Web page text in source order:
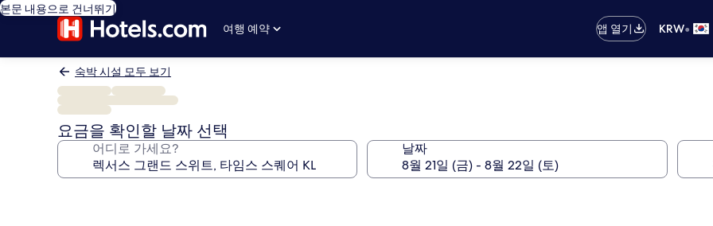
본문 내용으로 건너뛰기
여행 예약
앱 열기 KRW•
숙박 시설 모두 보기
요금을 확인할 날짜 선택
어디로 가세요? 날짜